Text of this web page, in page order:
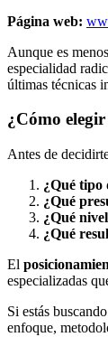
Página web:
Aunque es
especialidad
últimas técnicas
¿Cómo
Antes de
¿Qué tipo
¿Qué
¿Qué
¿Qué
El
especializadas
Si estás
enfoque,